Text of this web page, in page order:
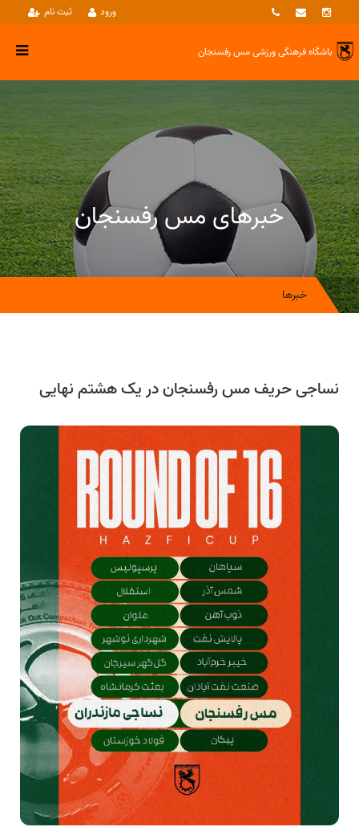
ثبت نام ورود
باشگاه فرهنگی ورزشیمس رفسنجان
خبرهای مس رفسنجان
خبرها
نساجی حریف مس رفسنجان در یک هشتم نهایی